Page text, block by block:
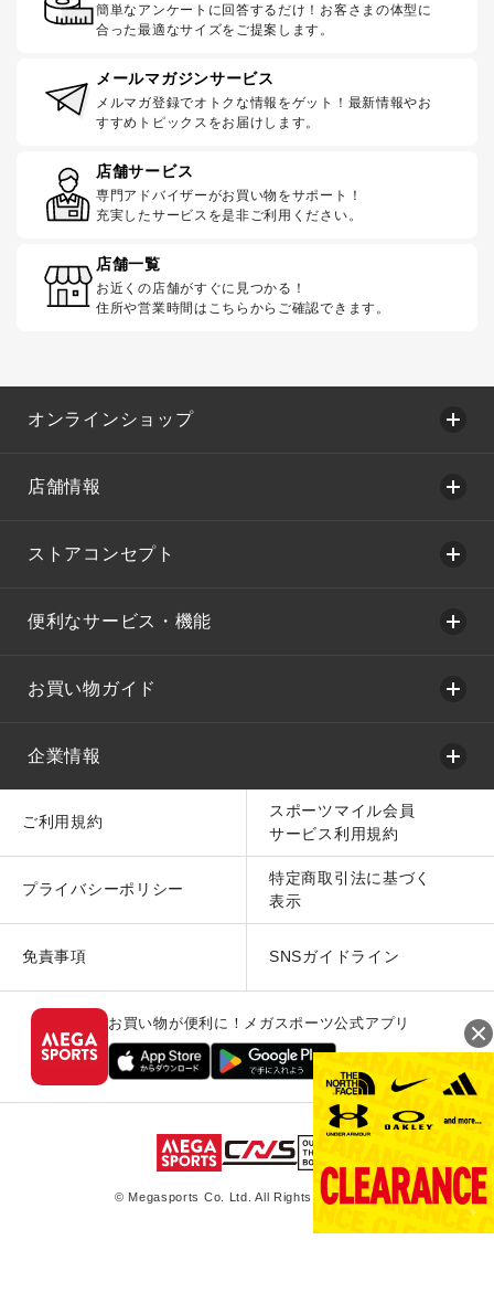
簡単なアンケートに回答するだけ！お客さまの体型に
合った最適なサイズをご提案します。
メールマガジンサービス
メルマガ登録でオトクな情報をゲット！最新情報やお
すすめトピックスをお届けします。
店舗サービス
専門アドバイザーがお買い物をサポート！
充実したサービスを是非ご利用ください。
店舗一覧
お近くの店舗がすぐに見つかる！
住所や営業時間はこちらからご確認できます。
オンラインショップ
店舗情報
ストアコンセプト
便利なサービス・機能
お買い物ガイド
企業情報
ご利用規約
スポーツマイル会員
サービス利用規約
プライバシーポリシー
特定商取引法に基づく
表示
免責事項 SNSガイドライン
お買い物が便利に！メガスポーツ公式アプリ
© Megasports Co. Ltd. All Rights Reserved.